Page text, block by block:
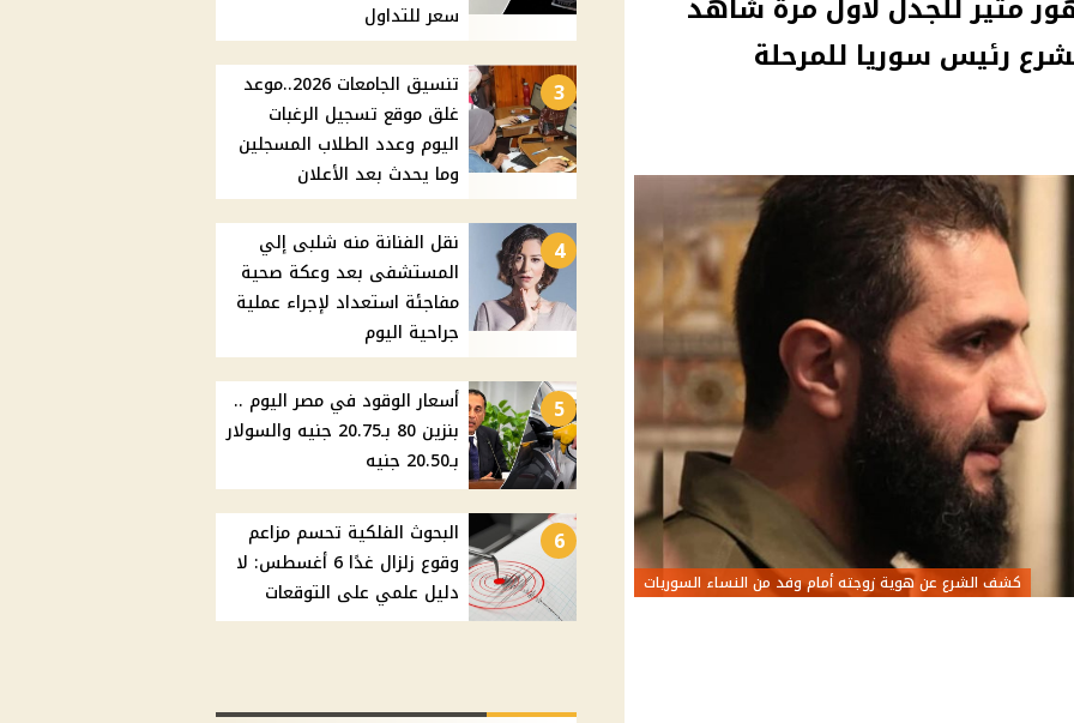
رئيس سوريا للمرحلة
كشف الشرع عن هوية زوجته أمام وفد من النساء السوريات
سعر للتداول
3
تنسيق الجامعات 2026..موعد
غلق موقع تسجيل الرغبات
اليوم وعدد الطلاب المسجلين
وما يحدث بعد الأعلان
4
نقل الفنانة منه شلبى إلي
المستشفى بعد وعكة صحية
مفاجئة استعداد لإجراء عملية
جراحية اليوم
5
أسعار الوقود في مصر اليوم ..
بنزين 80 بـ20.75 جنيه والسولار
بـ20.50 جنيه
6
البحوث الفلكية تحسم مزاعم
وقوع زلزال غدًا 6 أغسطس: لا
دليل علمي على التوقعات